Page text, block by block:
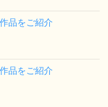
品をご紹介
品をご紹介